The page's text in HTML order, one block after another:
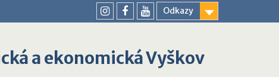
Odkazy
youtube
a ekonomická Vyškov